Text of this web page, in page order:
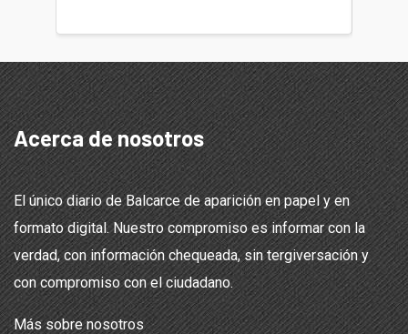
Acerca de nosotros
El único diario de Balcarce de aparición en papel y en
formato digital. Nuestro compromiso es informar con la
verdad, con información chequeada, sin tergiversación y
con compromiso con el ciudadano.
Más sobre nosotros